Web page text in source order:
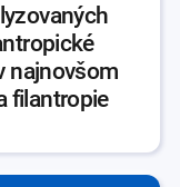
najnovšom
filantropie